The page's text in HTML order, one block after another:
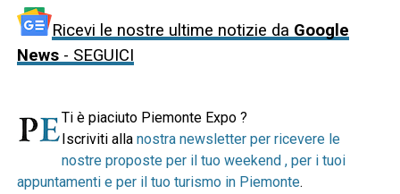
Ricevi le nostre ultime notizie da Google
News- SEGUICI
Ti è piaciuto Piemonte Expo ?
Iscriviti alla nostra newsletter per ricevere le
nostre proposte per il tuo weekend , per i tuoi
appuntamenti e per il tuo turismo in Piemonte.